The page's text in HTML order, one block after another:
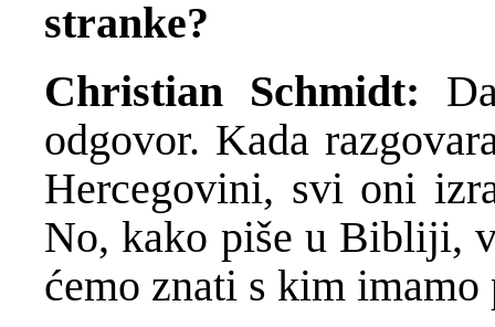
stranke?
Christian Schmidt:
odgovor. Kada
Hercegovini, svi oni
No, kako piše u Bibliji,
ćemo znati s kim imamo